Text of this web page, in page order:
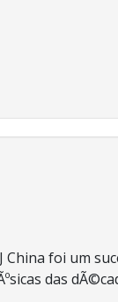
foi um
das